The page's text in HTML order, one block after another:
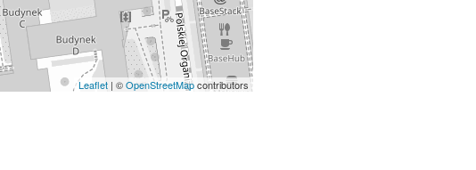
Leaflet| ©OpenStreetMapcontributors